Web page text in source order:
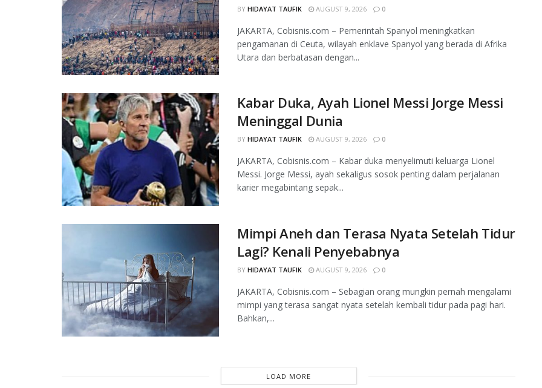
BY HIDAYAT TAUFIK AUGUST 9, 2026 0
JAKARTA, Cobisnis.com – Pemerintah Spanyol meningkatkan
pengamanan di Ceuta, wilayah enklave Spanyol yang berada di Afrika
Utara dan berbatasan dengan...
Kabar Duka, Ayah Lionel Messi Jorge Messi
Meninggal Dunia
BY HIDAYAT TAUFIK AUGUST 9, 2026 0
JAKARTA, Cobisnis.com – Kabar duka menyelimuti keluarga Lionel
Messi. Jorge Messi, ayah sekaligus sosok penting dalam perjalanan
karier megabintang sepak...
Mimpi Aneh dan Terasa Nyata Setelah Tidur
Lagi? Kenali Penyebabnya
BY HIDAYAT TAUFIK AUGUST 9, 2026 0
JAKARTA, Cobisnis.com – Sebagian orang mungkin pernah mengalami
mimpi yang terasa sangat nyata setelah kembali tidur pada pagi hari.
Bahkan,...
LOAD MORE